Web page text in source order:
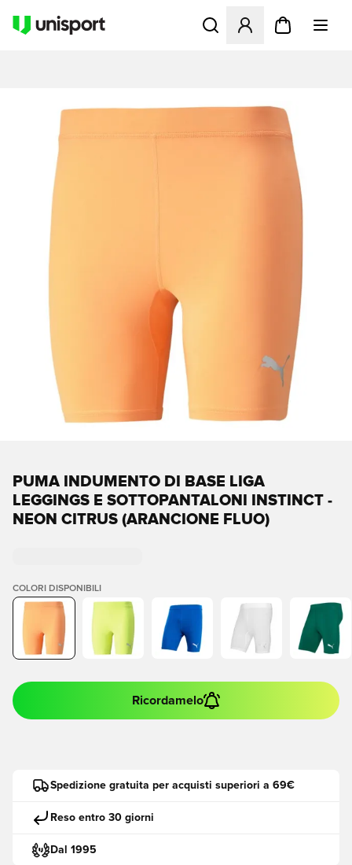
Apre una finestra modale
PUMA INDUMENTO DI BASE LIGA
LEGGINGS E SOTTOPANTALONI INSTINCT -
NEON CITRUS (ARANCIONE FLUO)
COLORI DISPONIBILI
Ricordamelo
Spedizione gratuita per acquisti superiori a 69€
Reso entro 30 giorni
Dal 1995